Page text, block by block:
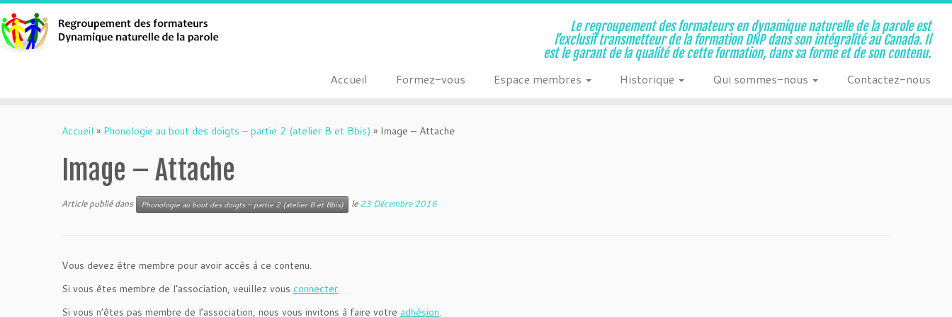
Le regroupement des formateurs en dynamique naturelle de la parole est
l’exclusif transmetteur de la formation DNP dans son intégralité au Canada. Il
est le garant de la qualité de cette formation, dans sa forme et de son contenu.
Accueil Formez-vous Espace membres Historique Qui sommes-nous Contactez-nous
Accueil » Phonologie au bout des doigts – partie 2 (atelier B et Bbis) » Image – Attache
Image – Attache
Article publié dans Phonologie au bout des doigts – partie 2 (atelier B et Bbis) le23 Décembre 2016
Vous devez être membre pour avoir accès à ce contenu.
Si vous êtes membre de l’association, veuillez vous connecter.
Si vous n’êtes pas membre de l’association, nous vous invitons à faire votre adhésion.